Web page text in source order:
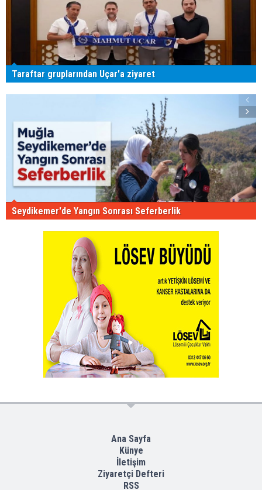
Taraftar gruplarından Uçar'a ziyaret
Seydikemer'de Yangın Sonrası Seferberlik
Ana Sayfa
Künye
İletişim
Ziyaretçi Defteri
RSS